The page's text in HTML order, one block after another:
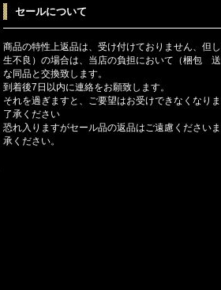
セールについて
商品の特性上返品は、受け付けておりません、但
生不良）の場合は、当店の負担において（梱包
な同品と交換致します。
到着後7日以内に連絡をお願致します。
それを過ぎますと、ご要望はお受けできなくなり
了承ください
恐れ入りますがセール品の返品はご遠慮ください
承ください。